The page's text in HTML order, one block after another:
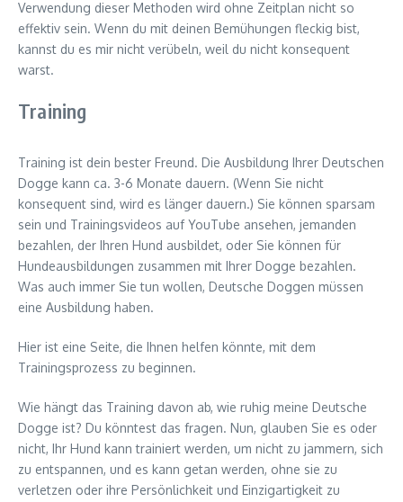
Verwendung dieser Methoden wird ohne Zeitplan nicht so
effektiv sein. Wenn du mit deinen Bemühungen fleckig bist,
kannst du es mir nicht verübeln, weil du nicht konsequent
warst.
Training
Training ist dein bester Freund. Die Ausbildung Ihrer Deutschen
Dogge kann ca. 3-6 Monate dauern. (Wenn Sie nicht
konsequent sind, wird es länger dauern.) Sie können sparsam
sein und Trainingsvideos auf YouTube ansehen, jemanden
bezahlen, der Ihren Hund ausbildet, oder Sie können für
Hundeausbildungen zusammen mit Ihrer Dogge bezahlen.
Was auch immer Sie tun wollen, Deutsche Doggen müssen
eine Ausbildung haben.
Hier ist eine Seite, die Ihnen helfen könnte, mit dem
Trainingsprozess zu beginnen.
Wie hängt das Training davon ab, wie ruhig meine Deutsche
Dogge ist? Du könntest das fragen. Nun, glauben Sie es oder
nicht, Ihr Hund kann trainiert werden, um nicht zu jammern, sich
zu entspannen, und es kann getan werden, ohne sie zu
verletzen oder ihre Persönlichkeit und Einzigartigkeit zu